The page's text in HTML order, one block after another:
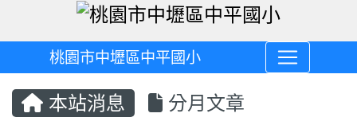
桃園市中壢區中平國小
本站消息 分月文章